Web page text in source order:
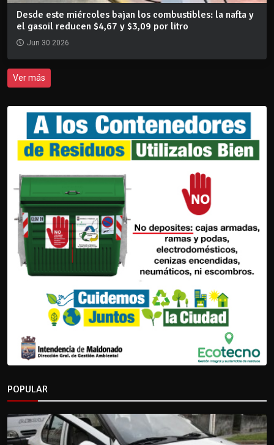
Desde este miércoles bajan los combustibles: la nafta y
el gasoil reducen $4,67 y $3,09 por litro
Jun 30 2026
Ver más
POPULAR